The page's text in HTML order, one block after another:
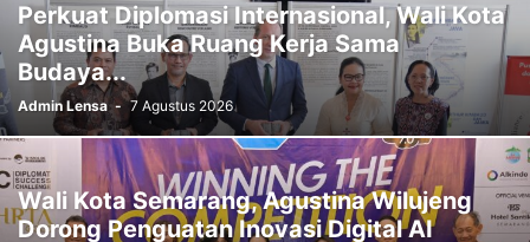
Perkuat Diplomasi Internasional, Wali Kota
Agustina Buka Ruang Kerja Sama
Budaya...
Admin Lensa - 7 Agustus 2026
Wali Kota Semarang, Agustina Wilujeng
Dorong Penguatan Inovasi Digital AI